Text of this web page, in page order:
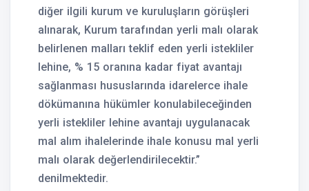
diğer ilgili kurum ve kuruluşların görüşleri
alınarak, Kurum tarafından yerli malı olarak
belirlenen malları teklif eden yerli istekliler
lehine, % 15 oranına kadar fiyat avantajı
sağlanması hususlarında idarelerce ihale
dökümanına hükümler konulabileceğinden
yerli istekliler lehine avantajı uygulanacak
mal alım ihalelerinde ihale konusu mal yerli
malı olarak değerlendirilecektir.”
denilmektedir.